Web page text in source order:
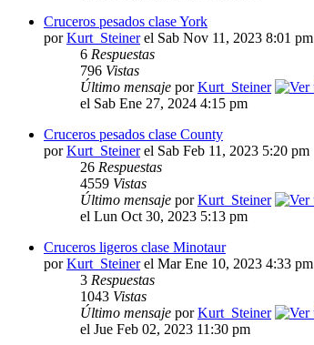
Cruceros pesados clase York
porKurt_Steinerel Sab Nov 11, 2023 8:01 pm
6 Respuestas
796 Vistas
Último mensaje porKurt_Steiner
el Sab Ene 27, 2024 4:15 pm
Cruceros pesados clase County
porKurt_Steinerel Sab Feb 11, 2023 5:20 pm
26 Respuestas
4559 Vistas
Último mensaje porKurt_Steiner
el Lun Oct 30, 2023 5:13 pm
Cruceros ligeros clase Minotaur
porKurt_Steinerel Mar Ene 10, 2023 4:33 pm
3 Respuestas
1043 Vistas
Último mensaje porKurt_Steiner
el Jue Feb 02, 2023 11:30 pm